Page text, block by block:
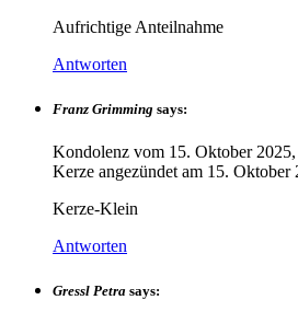
Aufrichtige Anteilnahme
Antworten
Franz Grimming says:
Kondolenz vom 15. Oktober
Kerze angezündet am 15. Oktober
Kerze-Klein
Antworten
Gressl Petra says: